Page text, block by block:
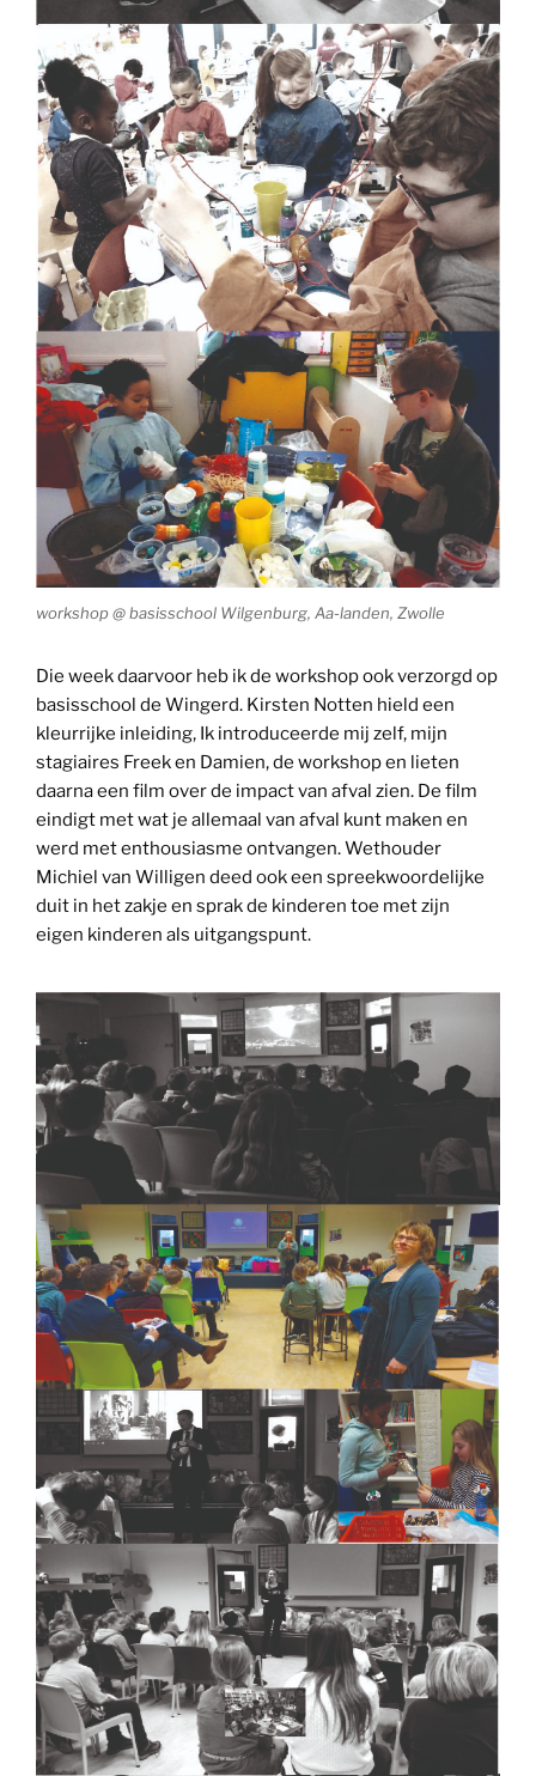
workshop @ basisschool Wilgenburg, Aa-landen, Zwolle
Die week daarvoor heb ik de workshop ook verzorgd op
basisschool de Wingerd. Kirsten Notten hield een
kleurrijke inleiding, Ik introduceerde mij zelf, mijn
stagiaires Freek en Damien, de workshop en lieten
daarna een film over de impact van afval zien. De film
eindigt met wat je allemaal van afval kunt maken en
werd met enthousiasme ontvangen. Wethouder
Michiel van Willigen deed ook een spreekwoordelijke
duit in het zakje en sprak de kinderen toe met zijn
eigen kinderen als uitgangspunt.